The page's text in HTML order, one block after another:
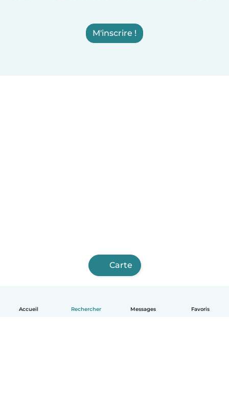
Accueil Rechercher Messages Favoris
M'inscrire !
Carte